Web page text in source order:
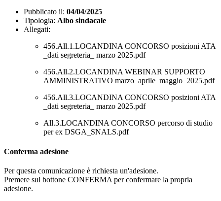
Pubblicato il: 04/04/2025
Tipologia: Albo sindacale
Allegati:
456.All.1.LOCANDINA CONCORSO posizioni ATA
_dati segreteria_ marzo 2025.pdf
456.All.2.LOCANDINA WEBINAR SUPPORTO
AMMINISTRATIVO marzo_aprile_maggio_2025.pdf
456.All.3.LOCANDINA CONCORSO posizioni ATA
_dati segreteria_ marzo 2025.pdf
All.3.LOCANDINA CONCORSO percorso di studio
per ex DSGA_SNALS.pdf
Conferma adesione
Per questa comunicazione è richiesta un'adesione.
Premere sul bottone CONFERMA per confermare la propria
adesione.